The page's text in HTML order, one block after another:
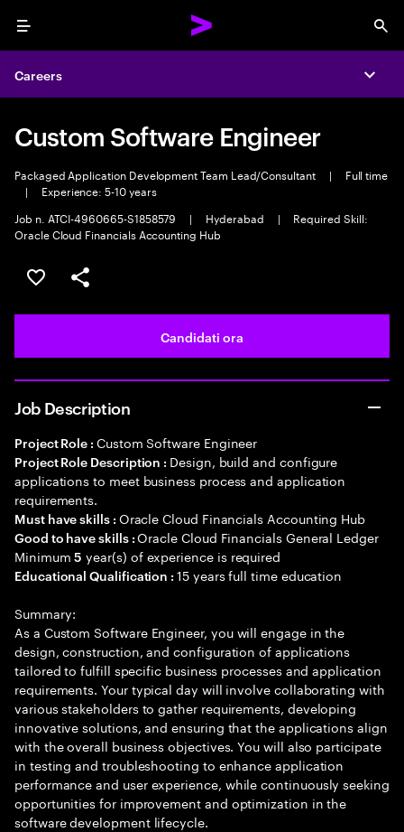
Menu
Careers
Custom Software Engineer
Packaged Application Development Team Lead/Consultant |
Full time
|
Experience: 5-10 years
Job n. ATCI-4960665-S1858579
| Hyderabad |
Required Skill:
Oracle Cloud Financials Accounting Hub
Salva l'annuncio
Condividi l'annuncio
Candidati ora
Job Description
Project Role : Custom Software Engineer
Project Role Description : Design, build and configure
applications to meet business process and application
requirements.
Must have skills : Oracle Cloud Financials Accounting Hub
Good to have skills :Oracle Cloud Financials General Ledger
Minimum5 year(s) of experience is required
Educational Qualification :15 years full time education
Summary:
As a Custom Software Engineer, you will engage in the
design, construction, and configuration of applications
tailored to fulfill specific business processes and application
requirements. Your typical day will involve collaborating with
various stakeholders to gather requirements, developing
innovative solutions, and ensuring that the applications align
with the overall business objectives. You will also participate
in testing and troubleshooting to enhance application
performance and user experience, while continuously seeking
opportunities for improvement and optimization in the
software development lifecycle.